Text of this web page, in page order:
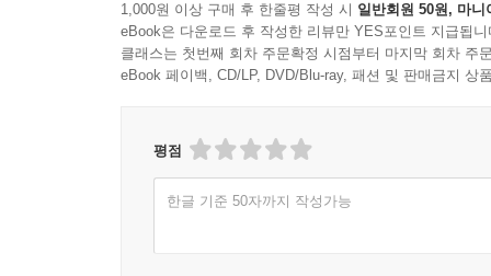
1,000원 이상 구매 후 한줄평 작성 시 일반회원 50원, 마니
eBook은 다운로드 후 작성한 리뷰만 YES포인트 지급됩니
클래스는 첫번째 회차 주문확정 시점부터 마지막 회차 주
eBook 페이백, CD/LP, DVD/Blu-ray, 패션 및 판매금지 상
평점
한글 기준 50자까지 작성가능